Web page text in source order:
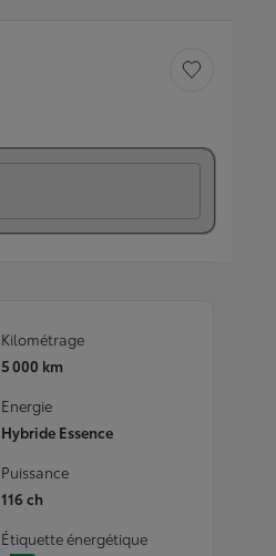
Sauvegarder le
Kilométrage
5 000 km
Energie
Hybride Essence
Puissance
116 ch
Étiquette énergétique